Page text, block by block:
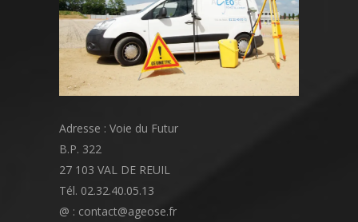
Adresse : Voie du Futur
B.P. 322
27 103 VAL DE REUIL
Tél. 02.32.40.05.13
@ : contact@ageose.fr